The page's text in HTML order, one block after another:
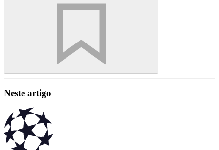
Neste artigo